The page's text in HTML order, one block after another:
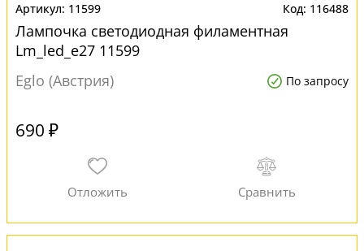
11599 116488
Лампочка светодиодная филаментная
Lm_led_e27 11599
Eglo (Австрия)
По запросу
690 ₽